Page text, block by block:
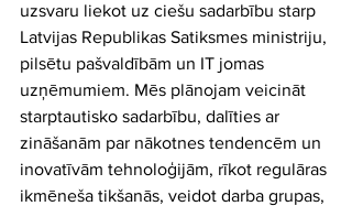
uzsvaru liekot uz ciešu sadarbību starp
Latvijas Republikas Satiksmes ministriju,
pilsētu pašvaldībām un IT jomas
uzņēmumiem. Mēs plānojam veicināt
starptautisko sadarbību​, dalīties ar
zināšanām par nākotnes tendencēm un
inovatīvām tehnoloģijām​, rīkot regulāras
ikmēneša tikšanās, veidot darba grupas,